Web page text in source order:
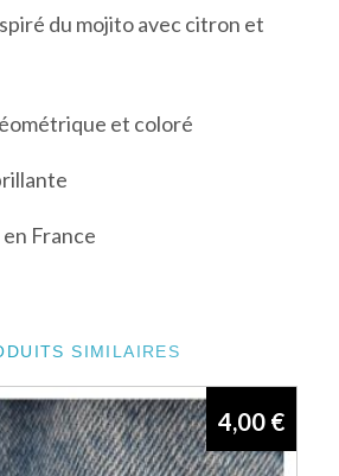
du mojito avec citron et
et coloré
France
SIMILAIRES
4,00 €